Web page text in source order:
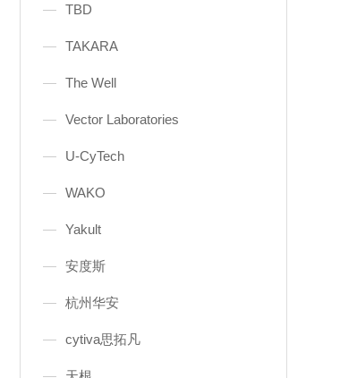
TBD
TAKARA
The Well
Vector Laboratories
U-CyTech
WAKO
Yakult
安度斯
杭州华安
cytiva思拓凡